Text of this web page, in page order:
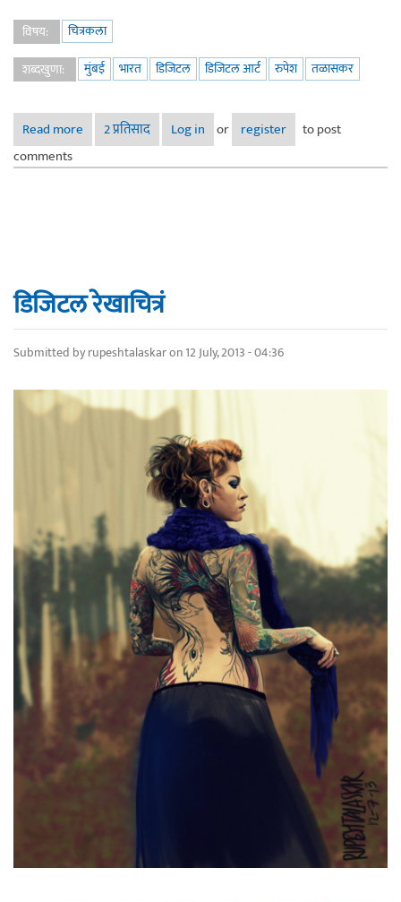
विषय:
चित्रकला
शब्दखुणा:
मुंबई भारत डिजिटल डिजिटल आर्ट रुपेश तळासकर
Read more about नो स्मोकिंग…
2 प्रतिसाद Log in or register
to post
comments
डिजिटल रेखाचित्रं
Submitted byrupeshtalaskaron 12 July, 2013 - 04:36